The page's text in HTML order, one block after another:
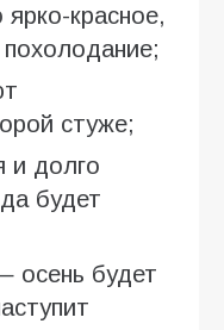
красное,
стуже;
и долго
будет
осень будет